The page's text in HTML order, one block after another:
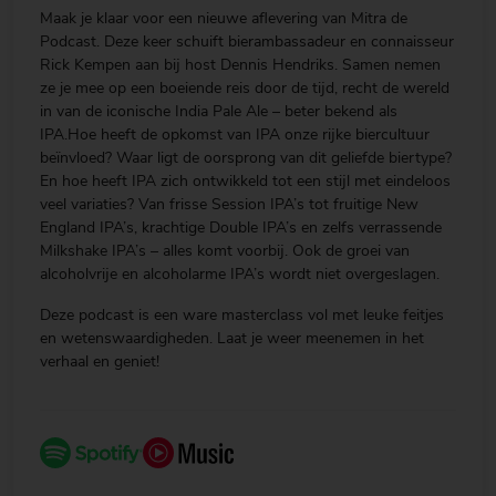
Maak je klaar voor een nieuwe aflevering van Mitra de
Podcast. Deze keer schuift bierambassadeur en connaisseur
Rick Kempen aan bij host Dennis Hendriks. Samen nemen
ze je mee op een boeiende reis door de tijd, recht de wereld
in van de iconische India Pale Ale – beter bekend als
IPA.Hoe heeft de opkomst van IPA onze rijke biercultuur
beïnvloed? Waar ligt de oorsprong van dit geliefde biertype?
En hoe heeft IPA zich ontwikkeld tot een stijl met eindeloos
veel variaties? Van frisse Session IPA’s tot fruitige New
England IPA’s, krachtige Double IPA’s en zelfs verrassende
Milkshake IPA’s – alles komt voorbij. Ook de groei van
alcoholvrije en alcoholarme IPA’s wordt niet overgeslagen.
Deze podcast is een ware masterclass vol met leuke feitjes
en wetenswaardigheden. Laat je weer meenemen in het
verhaal en geniet!